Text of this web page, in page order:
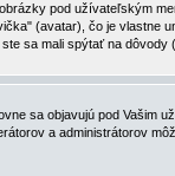
pod užívateľským
(avatar), čo je vlastne
sa mali spýtať na dôvody
sa objavujú pod Vašim
a administrátorov